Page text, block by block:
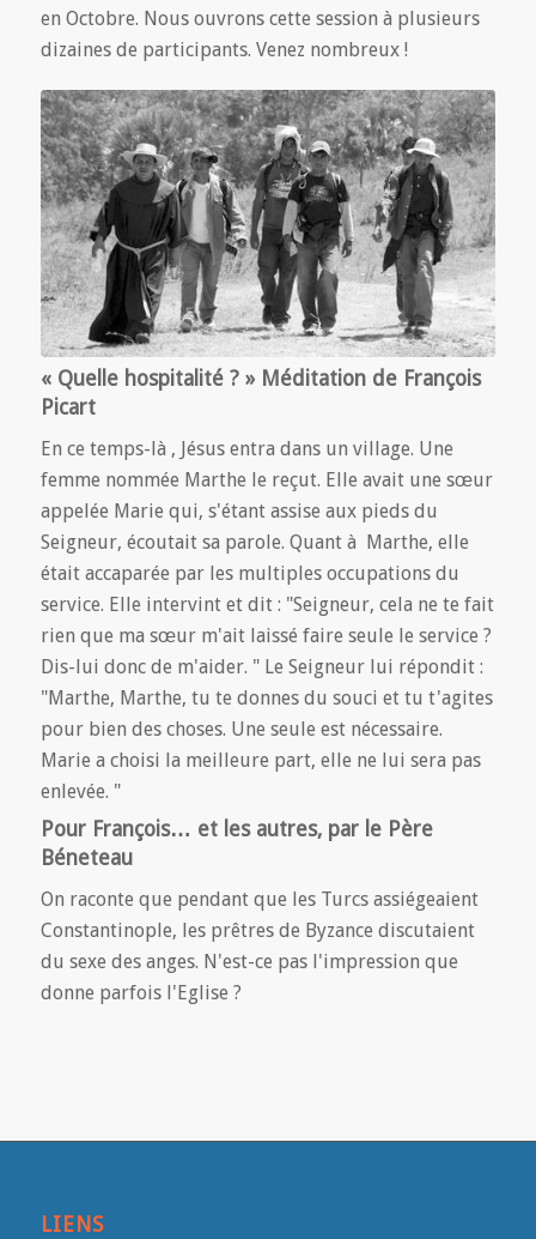
en Octobre. Nous ouvrons cette session à plusieurs
dizaines de participants. Venez nombreux !
« Quelle hospitalité ? » Méditation de François
Picart
En ce temps-là , Jésus entra dans un village. Une
femme nommée Marthe le reçut. Elle avait une sœur
appelée Marie qui, s'étant assise aux pieds du
Seigneur, écoutait sa parole. Quant à Marthe, elle
était accaparée par les multiples occupations du
service. Elle intervint et dit : "Seigneur, cela ne te fait
rien que ma sœur m'ait laissé faire seule le service ?
Dis-lui donc de m'aider. " Le Seigneur lui répondit :
"Marthe, Marthe, tu te donnes du souci et tu t'agites
pour bien des choses. Une seule est nécessaire.
Marie a choisi la meilleure part, elle ne lui sera pas
enlevée. "
Pour François… et les autres, par le Père
Béneteau
On raconte que pendant que les Turcs assiégeaient
Constantinople, les prêtres de Byzance discutaient
du sexe des anges. N'est-ce pas l'impression que
donne parfois l'Eglise ?
LIENS